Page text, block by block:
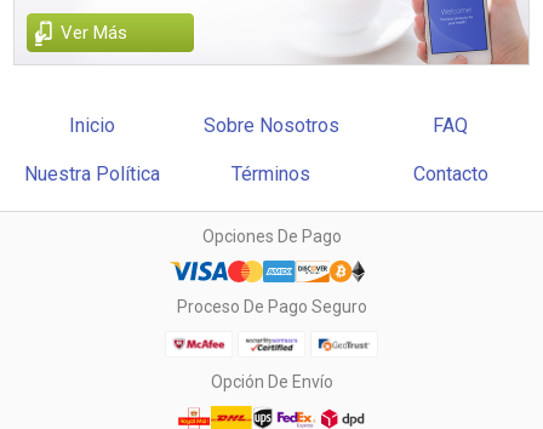
Ver Más
Inicio Sobre Nosotros FAQ
Nuestra Política Términos Contacto
Opciones De Pago
Proceso De Pago Seguro
Opción De Envío